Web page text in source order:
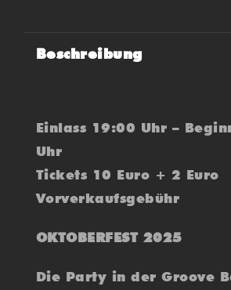
Beschreibung
Einlass 19:00 Uhr –
Uhr
Tickets 10 Euro + 2 Euro
Vorverkaufsgebühr
OKTOBERFEST 2025
Die Party in der Groove